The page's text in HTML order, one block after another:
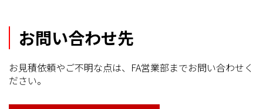
お問い合わせ先
お見積依頼やご不明な点は、FA営業部までお問い合わせく
ださい。